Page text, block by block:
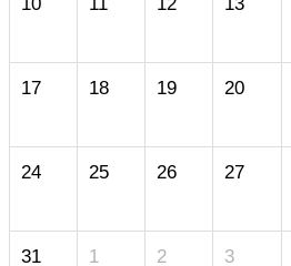
17 18 19 20
24 25 26 27
31 1 2 3